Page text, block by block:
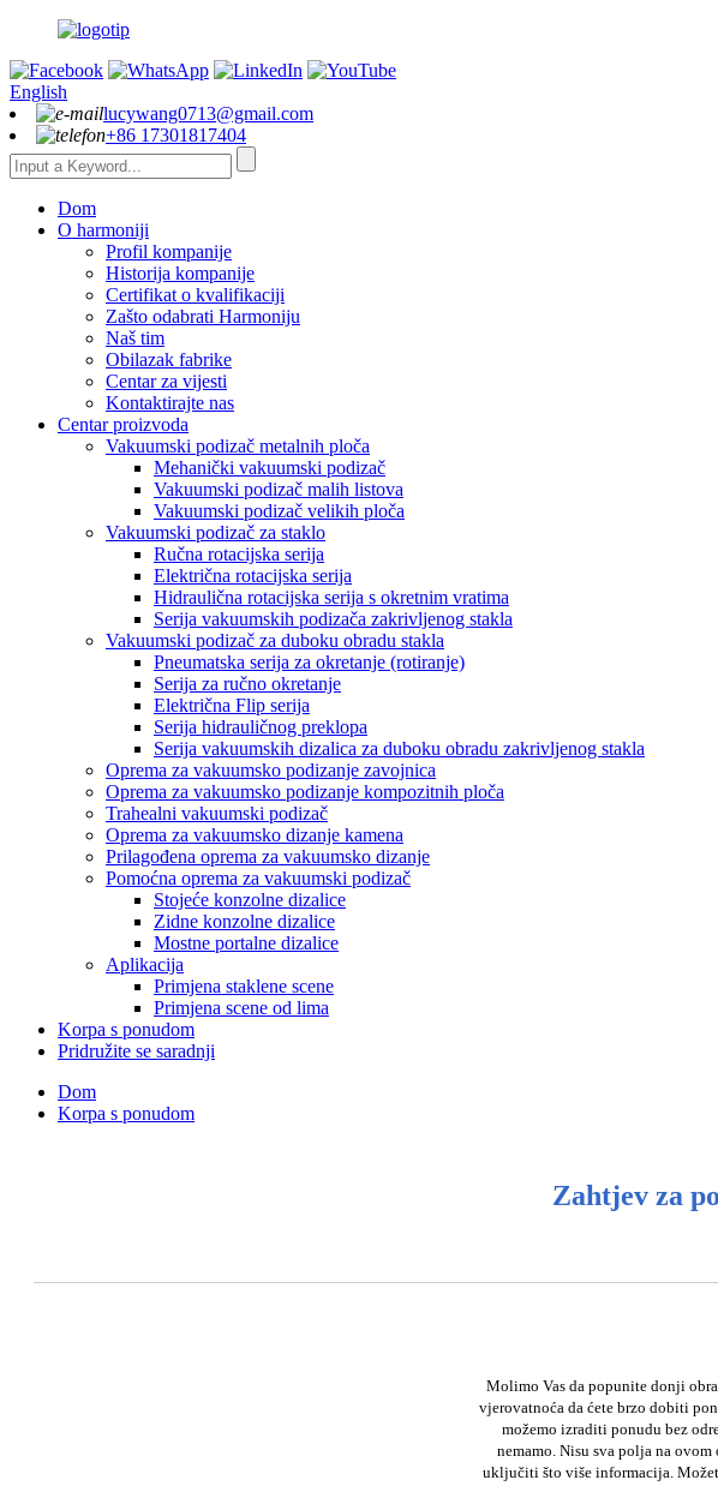
English
lucywang0713@gmail.com
+86 17301817404
Dom
O harmoniji
Profil kompanije
Historija kompanije
Certifikat o kvalifikaciji
Zašto odabrati Harmoniju
Naš tim
Obilazak fabrike
Centar za vijesti
Kontaktirajte nas
Centar proizvoda
Vakuumski podizač metalnih ploča
Mehanički vakuumski podizač
Vakuumski podizač malih listova
Vakuumski podizač velikih ploča
Vakuumski podizač za staklo
Ručna rotacijska serija
Električna rotacijska serija
Hidraulična rotacijska serija s okretnim vratima
Serija vakuumskih podizača zakrivljenog stakla
Vakuumski podizač za duboku obradu stakla
Pneumatska serija za okretanje (rotiranje)
Serija za ručno okretanje
Električna Flip serija
Serija hidrauličnog preklopa
Serija vakuumskih dizalica za duboku obradu zakrivljenog stakla
Oprema za vakuumsko podizanje zavojnica
Oprema za vakuumsko podizanje kompozitnih ploča
Trahealni vakuumski podizač
Oprema za vakuumsko dizanje kamena
Prilagođena oprema za vakuumsko dizanje
Pomoćna oprema za vakuumski podizač
Stojeće konzolne dizalice
Zidne konzolne dizalice
Mostne portalne dizalice
Aplikacija
Primjena staklene scene
Primjena scene od lima
Korpa s ponudom
Pridružite se saradnji
Dom
Korpa s ponudom
Zahtjev za
Molimo Vas da popunite donji
vjerovatnoća da ćete brzo dobiti
možemo izraditi ponudu bez
nemamo. Nisu sva polja na
uključiti što više informacija.